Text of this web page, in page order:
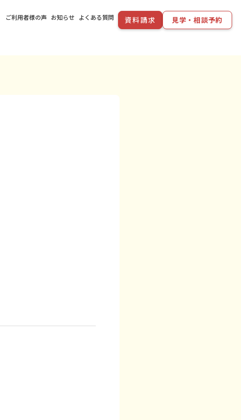
ご利用者様の声 お知らせ よくある質問 資料請求 見学・相談予約